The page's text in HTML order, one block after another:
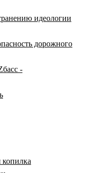
идеологии
дорожного
-
копилка